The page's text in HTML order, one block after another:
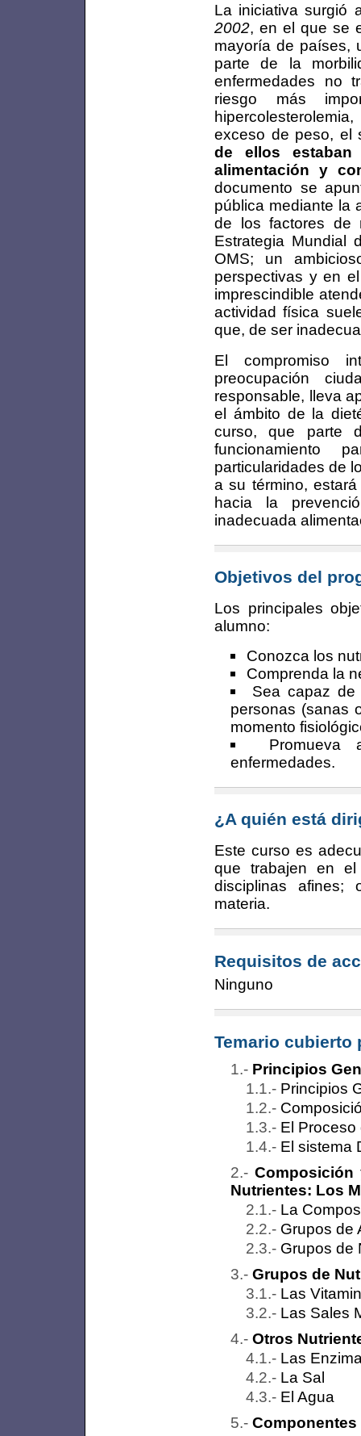
La iniciativa surgió
2002, en el que se
mayoría de países,
parte de la
enfermedades no
riesgo más
exceso de peso, el
de ellos estaban
alimentación y
documento se
pública mediante la
de los factores de
Estrategia Mundial
OMS; un
perspectivas y en
imprescindible
actividad física
que, de ser
El compromiso
preocupación
responsable, lleva
el ámbito de la
curso, que parte
funcionamiento
particularidades de
a su término,
hacia la
inadecuada
Objetivos del
Los principales
alumno:
Conozca los
Comprenda la
Sea capaz de
personas (sanas
momento
Promueva
enfermedades.
¿A quién está
Este curso es
que trabajen en
disciplinas afines;
materia.
Requisitos de
Ninguno
Temario cubierto
Principios
Principios
El Proceso
El sistema
Nutrientes: Los
La
Grupos de
Grupos de
Grupos de
Las
Las Sales
Otros
Las
La Sal
El Agua